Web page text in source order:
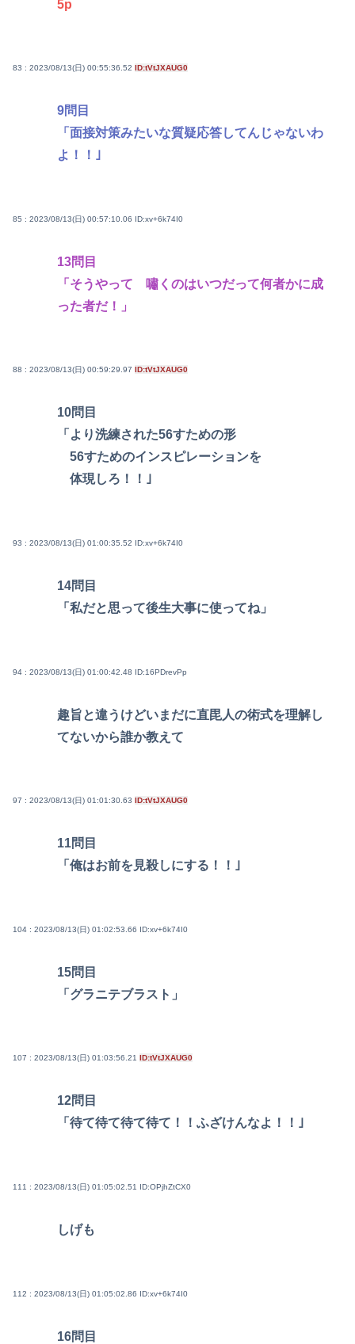
5p
83 : 2023/08/13(日) 00:55:36.52 ID:tVtJXAUG0
9問目
「面接対策みたいな質疑応答してんじゃないわ
よ！！｣
85 : 2023/08/13(日) 00:57:10.06 ID:xv+6k74I0
13問目
「そうやって 嘯くのはいつだって何者かに成
った者だ！」
88 : 2023/08/13(日) 00:59:29.97 ID:tVtJXAUG0
10問目
「より洗練された56すための形
56すためのインスピレーションを
体現しろ！！｣
93 : 2023/08/13(日) 01:00:35.52 ID:xv+6k74I0
14問目
「私だと思って後生大事に使ってね」
94 : 2023/08/13(日) 01:00:42.48 ID:16PDrevPp
趣旨と違うけどいまだに直毘人の術式を理解し
てないから誰か教えて
97 : 2023/08/13(日) 01:01:30.63 ID:tVtJXAUG0
11問目
「俺はお前を見殺しにする！！｣
104 : 2023/08/13(日) 01:02:53.66 ID:xv+6k74I0
15問目
「グラニテブラスト」
107 : 2023/08/13(日) 01:03:56.21 ID:tVtJXAUG0
12問目
「待て待て待て待て！！ふざけんなよ！！｣
111 : 2023/08/13(日) 01:05:02.51 ID:OPjhZtCX0
しげも
112 : 2023/08/13(日) 01:05:02.86 ID:xv+6k74I0
16問目